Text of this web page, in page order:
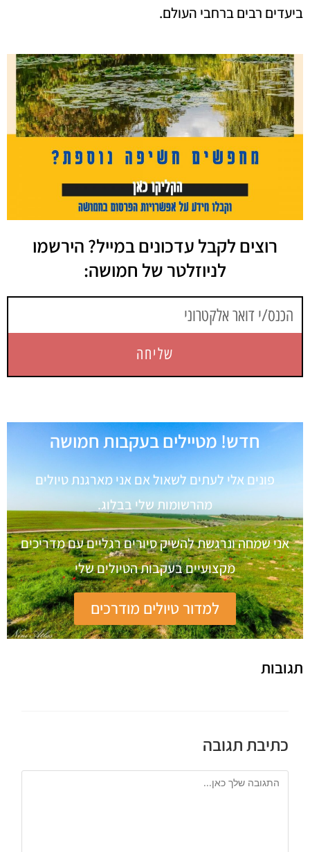
ביעדים רבים ברחבי העולם.
רוצים לקבל עדכונים במייל? הירשמו
לניוזלטר של חמושה:
שליחה
חדש! מטיילים בעקבות חמושה
פונים אלי לעתים לשאול אם אני מארגנת טיולים
מהרשומות שלי בבלוג.
אני שמחה ונרגשת להשיק סיורים רגליים עם מדריכים
מקצועיים בעקבות הטיולים שלי
למדור טיולים מודרכים
תגובות
כתיבת תגובה